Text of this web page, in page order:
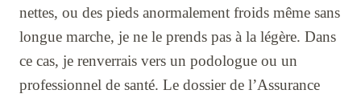
nettes, ou des pieds anormalement froids même sans
longue marche, je ne le prends pas à la légère. Dans
ce cas, je renverrais vers un podologue ou un
professionnel de santé. Le dossier de l’Assurance